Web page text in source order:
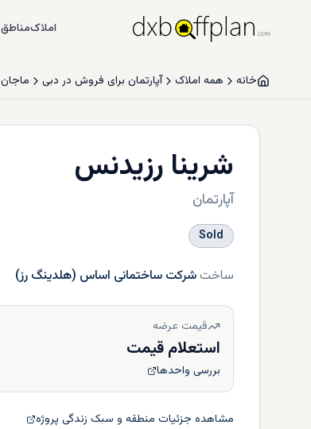
املاکمناطق
خانه همه املاک آپارتمان برای فروش در دبی ماجان
شرینا رزیدنس
آپارتمان
Sold
ساختشرکت ساختمانی اساس (هلدینگ رز)
قیمت عرضه
استعلام قیمت
بررسی واحدها
مشاهده جزئیات منطقه و سبک زندگی پروژه